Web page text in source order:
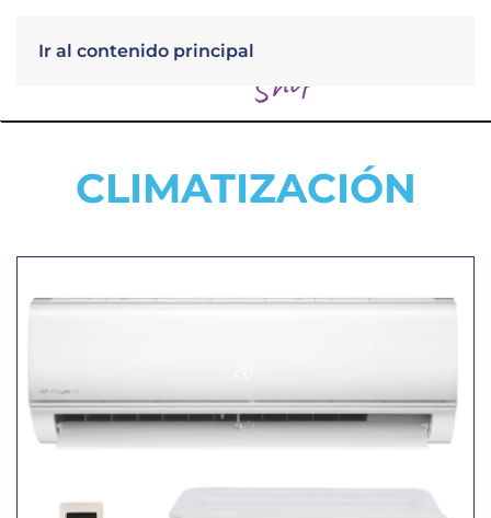
Ir al contenido principal
CLIMATIZACIÓN